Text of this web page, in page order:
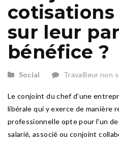
cotisations
sur leur
bénéfice ?
Social Travailleur non
Le conjoint du chef d’une
libérale qui y exerce de manière
professionnelle opte pour l'un
salarié, associé ou conjoint